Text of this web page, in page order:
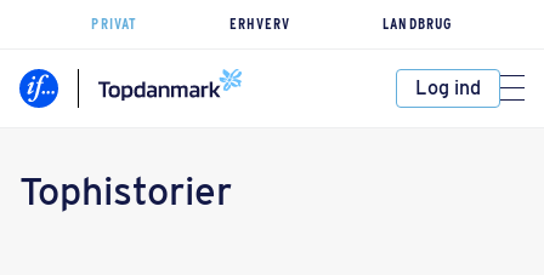
PRIVAT ERHVERV LANDBRUG
Log ind
Tophistorier